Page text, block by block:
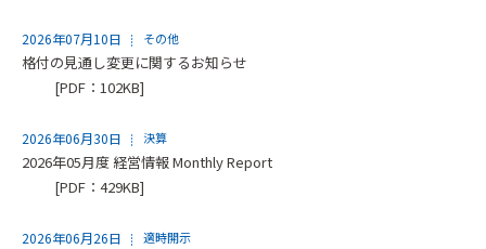
2026年07月10日 その他
格付の見通し変更に関するお知らせ
[PDF：102KB]
2026年06月30日 決算
2026年05月度 経営情報 Monthly Report
[PDF：429KB]
2026年06月26日 適時開示